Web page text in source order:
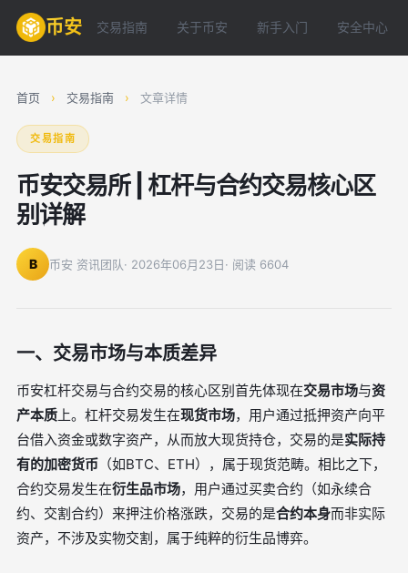
币安 交易指南 关于币安 新手入门 安全中心
首页 › 交易指南 › 文章详情
交易指南
币安交易所 | 杠杆与合约交易核心区
别详解
B 币安 资讯团队· 2026年06月23日· 阅读 6604
一、交易市场与本质差异
币安杠杆交易与合约交易的核心区别首先体现在交易市场与资
产本质 上。杠杆交易发生在现货市场，用户通过抵押资产向平
台借入资金或数字资产，从而放大现货持仓，交易的是实际持
有的加密货币 （如BTC、ETH），属于现货范畴。相比之下，
合约交易发生在衍生品市场，用户通过买卖合约（如永续合
约、交割合约）来押注价格涨跌，交易的是合约本身而非实际
资产，不涉及实物交割，属于纯粹的衍生品博弈。